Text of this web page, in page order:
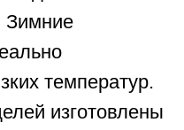
Зимние
температур.
изготовлены